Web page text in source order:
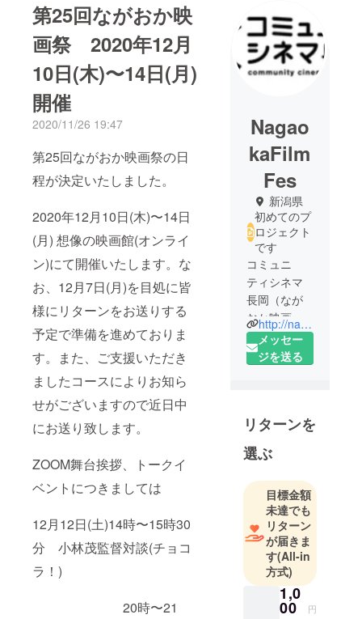
第25回ながおか映
画祭 2020年12月
10日(木)〜14日(月)
開催
2020/11/26 19:47
第25回ながおか映画祭の日
程が決定いたしました。
2020年12月10日(木)〜14日
(月) 想像の映画館(オンライ
ン)にて開催いたします。な
お、12月7日(月)を目処に皆
様にリターンをお送りする
予定で準備を進めておりま
す。また、ご支援いただき
ましたコースによりお知ら
せがございますので近日中
にお送り致します。
ZOOM舞台挨拶、トークイ
ベントにつきましては
12月12日(土)14時〜15時30
分 小林茂監督対談(チョコ
ラ！)
20時〜21
Nagao
kaFilm
Fes
新潟県
初めてのプ
ロジェクト
です
コミュニ
ティシネマ
長岡（なが
おか映画
祭）
http://nagaokafilmfes.jpn.org
メッセー
ジを送る
リターンを
選ぶ
目標金額
未達でも
リターン
が届きま
す(All-in
方式)
1,0
00 円